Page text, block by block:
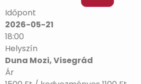
Időpont
2026-05-21
18:00
Helyszín
Duna Mozi, Visegrád
Ár